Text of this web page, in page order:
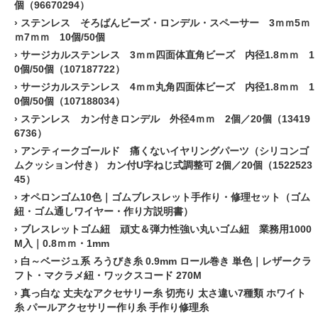
個（96670294）
› ステンレス そろばんビーズ・ロンデル・スペーサー 3ｍｍ5ｍ
ｍ7ｍｍ 10個/50個
› サージカルステンレス 3ｍｍ四面体直角ビーズ 内径1.8ｍｍ 1
0個/50個（107187722）
› サージカルステンレス 4ｍｍ丸角四面体ビーズ 内径1.8ｍｍ 1
0個/50個（107188034）
› ステンレス カン付きロンデル 外径4ｍｍ 2個／20個（13419
6736）
› アンティークゴールド 痛くないイヤリングパーツ（シリコンゴ
ムクッション付き） カン付U字ねじ式調整可 2個／20個（1522523
45）
› オペロンゴム10色｜ゴムブレスレット手作り・修理セット（ゴム
紐・ゴム通しワイヤー・作り方説明書）
› ブレスレットゴム紐 頑丈＆弾力性強い丸いゴム紐 業務用1000
M入｜0.8ｍｍ・1mm
› 白～ベージュ系 ろうびき糸 0.9mm ロール巻き 単色｜レザークラ
フト・マクラメ紐・ワックスコード 270M
› 真っ白な 丈夫なアクセサリー糸 切売り 太さ違い7種類 ホワイト
糸 パールアクセサリー作り糸 手作り修理糸